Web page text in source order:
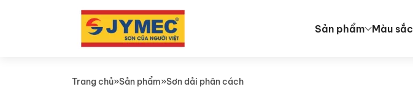
Sản phẩm Màu sắc
Trang chủ»Sản phẩm»Sơn dải phân cách